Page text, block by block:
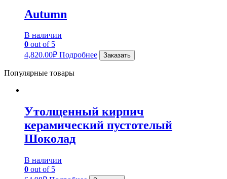
Autumn
В наличии
0 out of 5
4,820.00₽ Подробнее Заказать
Популярные товары
Утолщенный кирпич
керамический пустотелый
Шоколад
В наличии
0 out of 5